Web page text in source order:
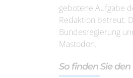
gebotene Aufgabe
Redaktion betreut.
Bundesregierung
Mastodon.
So finden Sie